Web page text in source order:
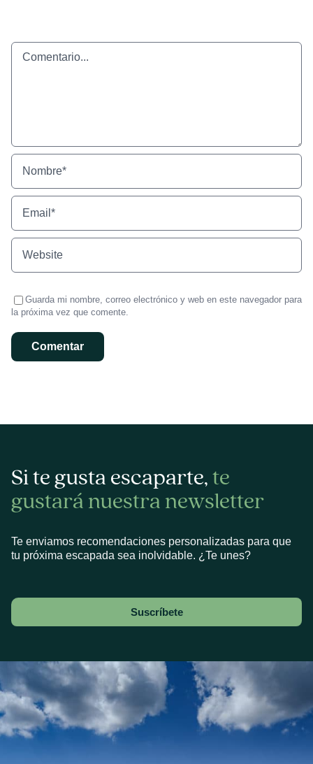
Comentario
Guarda mi nombre, correo electrónico y web en este navegador para
la próxima vez que comente.
Si te gusta escaparte,te
gustará nuestra newsletter
Te enviamos recomendaciones personalizadas para que
tu próxima escapada sea inolvidable. ¿Te unes?
Suscríbete